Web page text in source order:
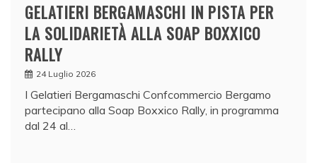
GELATIERI BERGAMASCHI IN PISTA PER
LA SOLIDARIETÀ ALLA SOAP BOXXICO
RALLY
24 Luglio 2026
I Gelatieri Bergamaschi Confcommercio Bergamo
partecipano alla Soap Boxxico Rally, in programma
dal 24 al…